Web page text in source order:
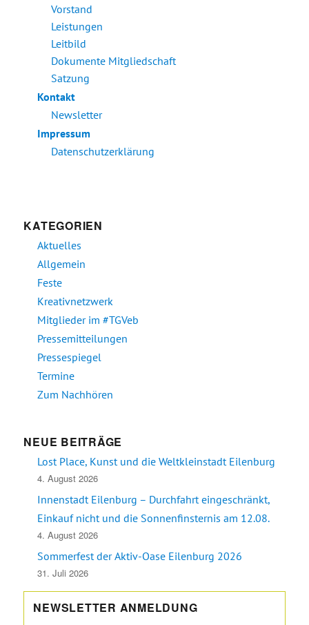
Vorstand
Leistungen
Leitbild
Dokumente Mitgliedschaft
Satzung
Kontakt
Newsletter
Impressum
Datenschutzerklärung
KATEGORIEN
Aktuelles
Allgemein
Feste
Kreativnetzwerk
Mitglieder im #TGVeb
Pressemitteilungen
Pressespiegel
Termine
Zum Nachhören
NEUE BEITRÄGE
Lost Place, Kunst und die Weltkleinstadt Eilenburg
4. August 2026
Innenstadt Eilenburg – Durchfahrt eingeschränkt,
Einkauf nicht und die Sonnenfinsternis am 12.08.
4. August 2026
Sommerfest der Aktiv-Oase Eilenburg 2026
31. Juli 2026
NEWSLETTER ANMELDUNG